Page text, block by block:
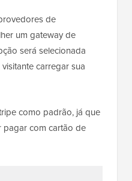
de
um gateway de
será selecionada
carregar sua
como padrão, já que
pagar com cartão de